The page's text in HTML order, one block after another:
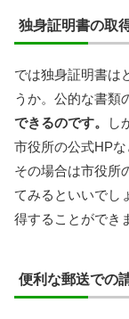
独身証明書の取
では独身証明書は
うか。公的な書類
できるのです。
し
市役所の公式HPな
その場合は市役所
てみるといいでし
得することができ
便利な郵送での